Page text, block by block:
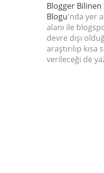
Blogger
Blogu'nda yer
alanı ile
devre dışı
araştırılıp kısa
verileceği de